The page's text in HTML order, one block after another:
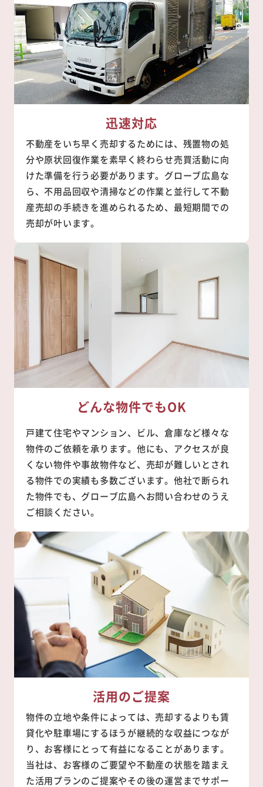
迅速対応
不動産をいち早く売却するためには、残置物の処
分や原状回復作業を素早く終わらせ売買活動に向
けた準備を行う必要があります。グローブ広島な
ら、不用品回収や清掃などの作業と並行して不動
産売却の手続きを進められるため、最短期間での
売却が叶います。
どんな物件でもOK
戸建て住宅やマンション、ビル、倉庫など様々な
物件のご依頼を承ります。他にも、アクセスが良
くない物件や事故物件など、売却が難しいとされ
る物件での実績も多数ございます。他社で断られ
た物件でも、グローブ広島へお問い合わせのうえ
ご相談ください。
活用のご提案
物件の立地や条件によっては、売却するよりも賃
貸化や駐車場にするほうが継続的な収益につなが
り、お客様にとって有益になることがあります。
当社は、お客様のご要望や不動産の状態を踏まえ
た活用プランのご提案やその後の運営までサポー